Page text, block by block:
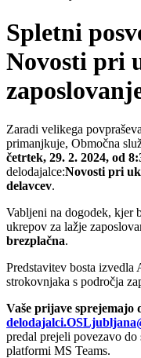
Spletni
Novosti pri
Zaradi velikega
primanjkuje, Območna
četrtek, 29. 2. 2024, od
delodajalce:Novosti pri
delavcev.
Vabljeni na dogodek, kjer
ukrepov za lažje
brezplačna.
Predstavitev bosta izvedla
strokovnjaka s področja
Vaše prijave sprejemajo
predal prejeli povezavo
platformi MS Teams.